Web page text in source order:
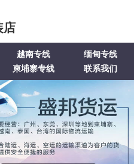
店
越南专线
缅甸专线
柬埔寨专线 联系我们